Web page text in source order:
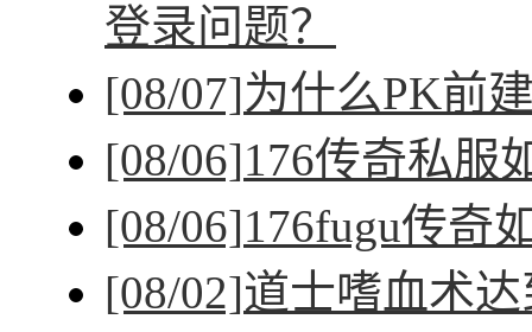
登录问题？
[08/07]为什么PK前
[08/06]176传奇私服
[08/06]176fugu传奇
[08/02]道士嗜血术